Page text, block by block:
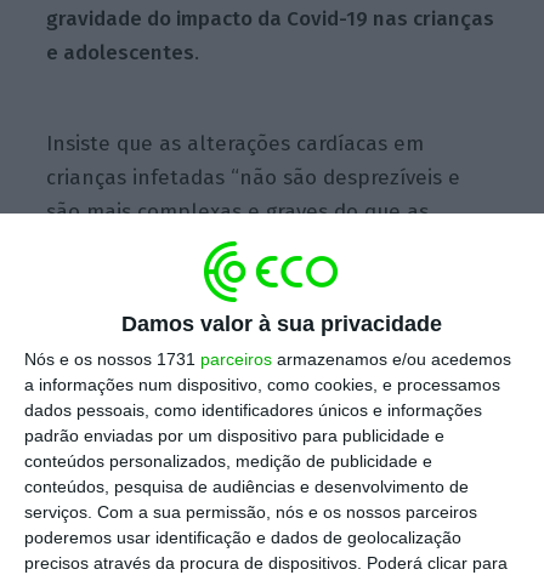
Damos valor à sua privacidade
Nós e os nossos 1731 parceiros armazenamos e/ou acedemos
a informações num dispositivo, como cookies, e processamos
dados pessoais, como identificadores únicos e informações
padrão enviadas por um dispositivo para publicidade e
conteúdos personalizados, medição de publicidade e
conteúdos, pesquisa de audiências e desenvolvimento de
serviços. Com a sua permissão, nós e os nossos parceiros
poderemos usar identificação e dados de geolocalização
precisos através da procura de dispositivos. Poderá clicar para
gravidade do impacto da Covid-19 nas crianças
e adolescentes.
Insiste que as alterações cardíacas em
crianças infetadas “não são desprezíveis e
são mais complexas e graves do que as
descritas após a vacina” e lembra que
miocardite em idade pediátrica após a
vacinação “é muito rara, apresenta-se com
sintomas ligeiros, evolução rápida e não
aparenta ter complicações ou sequelas a
longo prazo”.
Risco “muito raro” de miocardite e pericardite
após vacina
Ler Mais